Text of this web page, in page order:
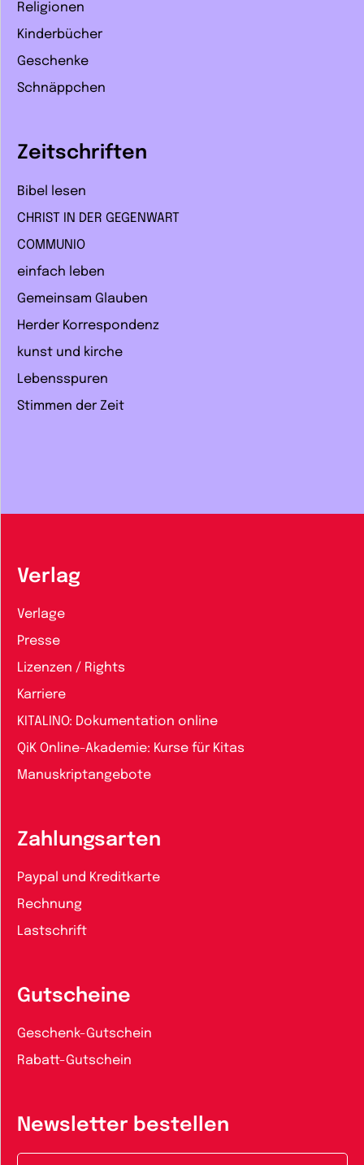
Religionen
Kinderbücher
Geschenke
Schnäppchen
Zeitschriften
Bibel lesen
CHRIST IN DER GEGENWART
COMMUNIO
einfach leben
Gemeinsam Glauben
Herder Korrespondenz
kunst und kirche
Lebensspuren
Stimmen der Zeit
Verlag
Verlage
Presse
Lizenzen / Rights
Karriere
KITALINO: Dokumentation online
QiK Online-Akademie: Kurse für Kitas
Manuskriptangebote
Zahlungsarten
Paypal und Kreditkarte
Rechnung
Lastschrift
Gutscheine
Geschenk-Gutschein
Rabatt-Gutschein
Newsletter bestellen